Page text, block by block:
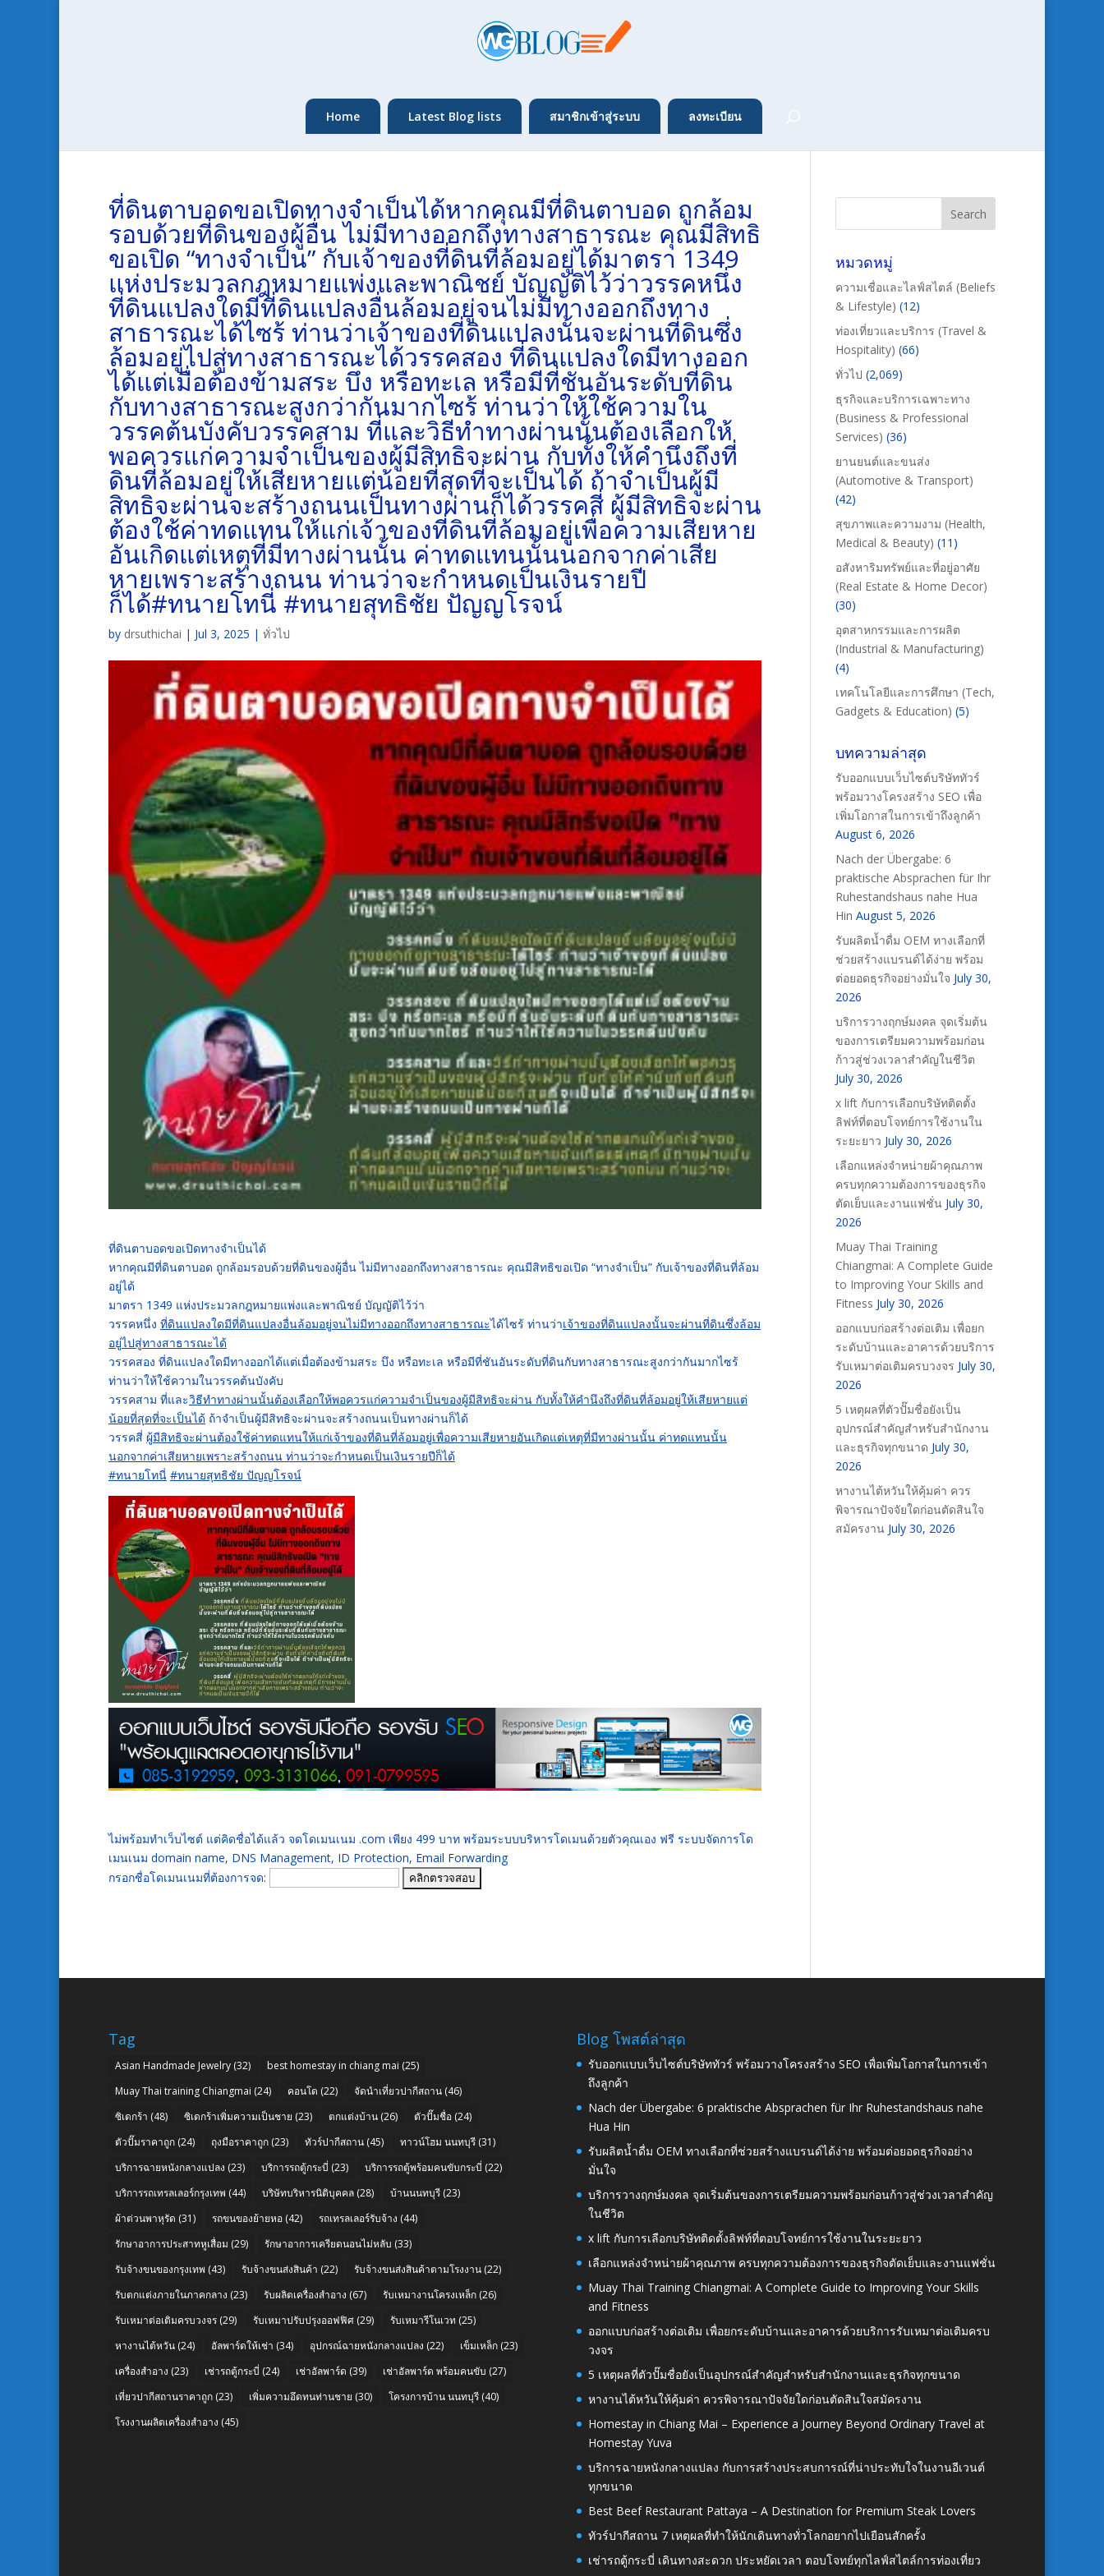
Home Latest Blog lists สมาชิกเข้าสู่ระบบ ลงทะเบียน
ที่ดินตาบอดขอเปิดทางจำเป็นได้หากคุณมีที่ดินตาบอด ถูกล้อม
รอบด้วยที่ดินของผู้อื่น ไม่มีทางออกถึงทางสาธารณะ คุณมีสิทธิ
ขอเปิด “ทางจำเป็น” กับเจ้าของที่ดินที่ล้อมอยู่ได้มาตรา 1349
แห่งประมวลกฎหมายแพ่งและพาณิชย์ บัญญัติไว้ว่าวรรคหนึ่ง
ที่ดินแปลงใดมีที่ดินแปลงอื่นล้อมอยู่จนไม่มีทางออกถึงทาง
สาธารณะได้ไซร้ ท่านว่าเจ้าของที่ดินแปลงนั้นจะผ่านที่ดินซึ่ง
ล้อมอยู่ไปสู่ทางสาธารณะได้วรรคสอง ที่ดินแปลงใดมีทางออก
ได้แต่เมื่อต้องข้ามสระ บึง หรือทะเล หรือมีที่ชันอันระดับที่ดิน
กับทางสาธารณะสูงกว่ากันมากไซร้ ท่านว่าให้ใช้ความใน
วรรคต้นบังคับวรรคสาม ที่และวิธีทำทางผ่านนั้นต้องเลือกให้
พอควรแก่ความจำเป็นของผู้มีสิทธิจะผ่าน กับทั้งให้คำนึงถึงที่
ดินที่ล้อมอยู่ให้เสียหายแต่น้อยที่สุดที่จะเป็นได้ ถ้าจำเป็นผู้มี
สิทธิจะผ่านจะสร้างถนนเป็นทางผ่านก็ได้วรรคสี่ ผู้มีสิทธิจะผ่าน
ต้องใช้ค่าทดแทนให้แก่เจ้าของที่ดินที่ล้อมอยู่เพื่อความเสียหาย
อันเกิดแต่เหตุที่มีทางผ่านนั้น ค่าทดแทนนั้นนอกจากค่าเสีย
หายเพราะสร้างถนน ท่านว่าจะกำหนดเป็นเงินรายปี
ก็ได้#ทนายโทนี่ #ทนายสุทธิชัย ปัญญโรจน์
by drsuthichai | Jul 3, 2025 | ทั่วไป
ที่ดินตาบอดขอเปิดทางจำเป็นได้
หากคุณมีที่ดินตาบอด ถูกล้อมรอบด้วยที่ดินของผู้อื่น ไม่มีทางออกถึงทางสาธารณะ คุณมีสิทธิขอเปิด “ทางจำเป็น” กับเจ้าของที่ดินที่ล้อม
อยู่ได้
มาตรา 1349 แห่งประมวลกฎหมายแพ่งและพาณิชย์ บัญญัติไว้ว่า
วรรคหนึ่ง ที่ดินแปลงใดมีที่ดินแปลงอื่นล้อมอยู่จนไม่มีทางออกถึงทางสาธารณะได้ไซร้ ท่านว่าเจ้าของที่ดินแปลงนั้นจะผ่านที่ดินซึ่งล้อม
อยู่ไปสู่ทางสาธารณะได้
วรรคสอง ที่ดินแปลงใดมีทางออกได้แต่เมื่อต้องข้ามสระ บึง หรือทะเล หรือมีที่ชันอันระดับที่ดินกับทางสาธารณะสูงกว่ากันมากไซร้
ท่านว่าให้ใช้ความในวรรคต้นบังคับ
วรรคสาม ที่และวิธีทำทางผ่านนั้นต้องเลือกให้พอควรแก่ความจำเป็นของผู้มีสิทธิจะผ่าน กับทั้งให้คำนึงถึงที่ดินที่ล้อมอยู่ให้เสียหายแต่
น้อยที่สุดที่จะเป็นได้ ถ้าจำเป็นผู้มีสิทธิจะผ่านจะสร้างถนนเป็นทางผ่านก็ได้
วรรคสี่ ผู้มีสิทธิจะผ่านต้องใช้ค่าทดแทนให้แก่เจ้าของที่ดินที่ล้อมอยู่เพื่อความเสียหายอันเกิดแต่เหตุที่มีทางผ่านนั้น ค่าทดแทนนั้น
นอกจากค่าเสียหายเพราะสร้างถนน ท่านว่าจะกำหนดเป็นเงินรายปีก็ได้
#ทนายโทนี่ #ทนายสุทธิชัย ปัญญโรจน์
ไม่พร้อมทำเว็บไซต์ แต่คิดชื่อได้แล้ว จดโดเมนเนม .com เพียง 499 บาท พร้อมระบบบริหารโดเมนด้วยตัวคุณเอง ฟรี ระบบจัดการโด
เมนเนม domain name, DNS Management, ID Protection, Email Forwarding
กรอกชื่อโดเมนเนมที่ต้องการจด:
หมวดหมู่
ความเชื่อและไลฟ์สไตล์ (Beliefs
& Lifestyle) (12)
ท่องเที่ยวและบริการ (Travel &
Hospitality) (66)
ทั่วไป (2,069)
ธุรกิจและบริการเฉพาะทาง
(Business & Professional
Services) (36)
ยานยนต์และขนส่ง
(Automotive & Transport)
(42)
สุขภาพและความงาม (Health,
Medical & Beauty) (11)
อสังหาริมทรัพย์และที่อยู่อาศัย
(Real Estate & Home Decor)
(30)
อุตสาหกรรมและการผลิต
(Industrial & Manufacturing)
(4)
เทคโนโลยีและการศึกษา (Tech,
Gadgets & Education) (5)
บทความล่าสุด
รับออกแบบเว็บไซต์บริษัททัวร์
พร้อมวางโครงสร้าง SEO เพื่อ
เพิ่มโอกาสในการเข้าถึงลูกค้า
August 6, 2026
Nach der Übergabe: 6
praktische Absprachen für Ihr
Ruhestandshaus nahe Hua
Hin August 5, 2026
รับผลิตน้ำดื่ม OEM ทางเลือกที่
ช่วยสร้างแบรนด์ได้ง่าย พร้อม
ต่อยอดธุรกิจอย่างมั่นใจ July 30,
2026
บริการวางฤกษ์มงคล จุดเริ่มต้น
ของการเตรียมความพร้อมก่อน
ก้าวสู่ช่วงเวลาสำคัญในชีวิต
July 30, 2026
x lift กับการเลือกบริษัทติดตั้ง
ลิฟท์ที่ตอบโจทย์การใช้งานใน
ระยะยาว July 30, 2026
เลือกแหล่งจำหน่ายผ้าคุณภาพ
ครบทุกความต้องการของธุรกิจ
ตัดเย็บและงานแฟชั่น July 30,
2026
Muay Thai Training
Chiangmai: A Complete Guide
to Improving Your Skills and
Fitness July 30, 2026
ออกแบบก่อสร้างต่อเติม เพื่อยก
ระดับบ้านและอาคารด้วยบริการ
รับเหมาต่อเติมครบวงจร July 30,
2026
5 เหตุผลที่ตัวปั๊มชื่อยังเป็น
อุปกรณ์สำคัญสำหรับสำนักงาน
และธุรกิจทุกขนาด July 30,
2026
หางานไต้หวันให้คุ้มค่า ควร
พิจารณาปัจจัยใดก่อนตัดสินใจ
สมัครงาน July 30, 2026
Tag
Asian Handmade Jewelry (32) best homestay in chiang mai (25)
Muay Thai training Chiangmai (24) คอนโด (22) จัดนำเที่ยวปากีสถาน (46)
ซิเดกร้า (48) ซิเดกร้าเพิ่มความเป็นชาย (23) ตกแต่งบ้าน (26) ตัวปั๊มชื่อ (24)
ตัวปั๊มราคาถูก (24) ถุงมือราคาถูก (23) ทัวร์ปากีสถาน (45) ทาวน์โฮม นนทบุรี (31)
บริการฉายหนังกลางแปลง (23) บริการรถตู้กระบี่ (23) บริการรถตู้พร้อมคนขับกระบี่ (22)
บริการรถเทรลเลอร์กรุงเทพ (44) บริษัทบริหารนิติบุคคล (28) บ้านนนทบุรี (23)
ผ้าต่วนพาหุรัด (31) รถขนของย้ายหอ (42) รถเทรลเลอร์รับจ้าง (44)
รักษาอาการประสาทหูเสื่อม (29) รักษาอาการเครียดนอนไม่หลับ (33)
รับจ้างขนของกรุงเทพ (43) รับจ้างขนส่งสินค้า (22) รับจ้างขนส่งสินค้าตามโรงงาน (22)
รับตกแต่งภายในภาคกลาง (23) รับผลิตเครื่องสำอาง (67) รับเหมางานโครงเหล็ก (26)
รับเหมาต่อเติมครบวงจร (29) รับเหมาปรับปรุงออฟฟิศ (29) รับเหมารีโนเวท (25)
หางานไต้หวัน (24) อัลพาร์ดให้เช่า (34) อุปกรณ์ฉายหนังกลางแปลง (22) เข็มเหล็ก (23)
เครื่องสำอาง (23) เช่ารถตู้กระบี่ (24) เช่าอัลพาร์ด (39) เช่าอัลพาร์ด พร้อมคนขับ (27)
เที่ยวปากีสถานราคาถูก (23) เพิ่มความอึดทนท่านชาย (30) โครงการบ้าน นนทบุรี (40)
โรงงานผลิตเครื่องสำอาง (45)
Blog โพสต์ล่าสุด
รับออกแบบเว็บไซต์บริษัททัวร์ พร้อมวางโครงสร้าง SEO เพื่อเพิ่มโอกาสในการเข้า
ถึงลูกค้า
Nach der Übergabe: 6 praktische Absprachen für Ihr Ruhestandshaus nahe
Hua Hin
รับผลิตน้ำดื่ม OEM ทางเลือกที่ช่วยสร้างแบรนด์ได้ง่าย พร้อมต่อยอดธุรกิจอย่าง
มั่นใจ
บริการวางฤกษ์มงคล จุดเริ่มต้นของการเตรียมความพร้อมก่อนก้าวสู่ช่วงเวลาสำคัญ
ในชีวิต
x lift กับการเลือกบริษัทติดตั้งลิฟท์ที่ตอบโจทย์การใช้งานในระยะยาว
เลือกแหล่งจำหน่ายผ้าคุณภาพ ครบทุกความต้องการของธุรกิจตัดเย็บและงานแฟชั่น
Muay Thai Training Chiangmai: A Complete Guide to Improving Your Skills
and Fitness
ออกแบบก่อสร้างต่อเติม เพื่อยกระดับบ้านและอาคารด้วยบริการรับเหมาต่อเติมครบ
วงจร
5 เหตุผลที่ตัวปั๊มชื่อยังเป็นอุปกรณ์สำคัญสำหรับสำนักงานและธุรกิจทุกขนาด
หางานไต้หวันให้คุ้มค่า ควรพิจารณาปัจจัยใดก่อนตัดสินใจสมัครงาน
Homestay in Chiang Mai – Experience a Journey Beyond Ordinary Travel at
Homestay Yuva
บริการฉายหนังกลางแปลง กับการสร้างประสบการณ์ที่น่าประทับใจในงานอีเวนต์
ทุกขนาด
Best Beef Restaurant Pattaya – A Destination for Premium Steak Lovers
ทัวร์ปากีสถาน 7 เหตุผลที่ทำให้นักเดินทางทั่วโลกอยากไปเยือนสักครั้ง
เช่ารถตู้กระบี่ เดินทางสะดวก ประหยัดเวลา ตอบโจทย์ทุกไลฟ์สไตล์การท่องเที่ยว